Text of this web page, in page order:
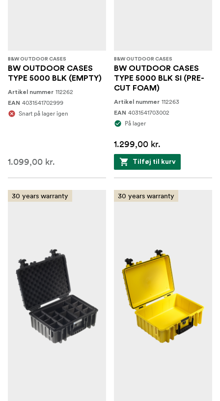
B&W OUTDOOR CASES
BW OUTDOOR CASES
TYPE 5000 BLK (EMPTY)
Artikel nummer 112262
EAN 4031541702999
Snart på lager igen
1.099,00 kr.
B&W OUTDOOR CASES
BW OUTDOOR CASES
TYPE 5000 BLK SI (PRE-
CUT FOAM)
Artikel nummer 112263
EAN 4031541703002
På lager
1.299,00 kr.
Tilføj til kurv
30 years warranty 30 years warranty